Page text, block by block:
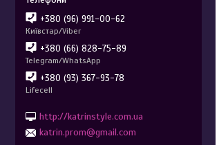
+380 (96) 991-00-62
Київстар/Viber
+380 (66) 828-75-89
Telegram/WhatsApp
+380 (93) 367-93-78
Lifecell
http://katrinstyle.com.ua
katrin.prom@gmail.com